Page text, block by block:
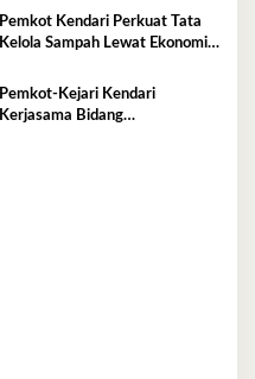
Pemkot Kendari Perkuat Tata
Kelola Sampah Lewat Ekonomi
Pemkot-Kejari Kendari
Kerjasama Bidang